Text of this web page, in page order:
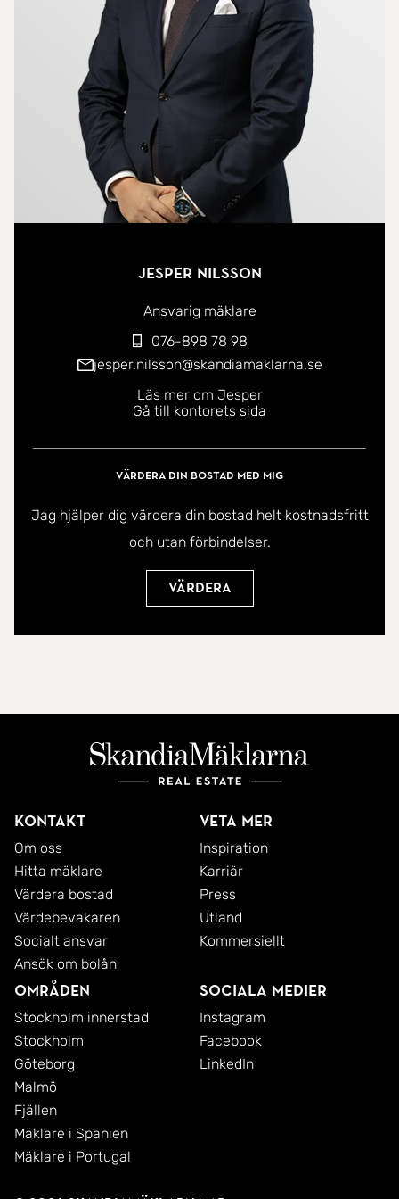
inglasat uterum i västerläge, en naturlig
förlängning av hemmet där middagar, avkoppling
och umgänge kan njutas stora delar av året.
Den välskötta bostadsrättsföreningen erbjuder
grönskande och barnvänliga omgivningar med
närhet till lek och rekreation. I månadsavgiften
ingår både värme och garage, vilket ger ett
redo för nya ägare att flytta rakt in i.
Jesper Nilsson
Ansvarig mäklare
076-898 78 98
jesper.nilsson@skandiamaklarna.se
Läs mer om Jesper
Gå till kontorets sida
Värdera din bostad med mig
Jag hjälper dig värdera din bostad helt kostnadsfritt
och utan förbindelser.
Värdera
Kontakt
Om oss
Hitta mäklare
Värdera bostad
Värdebevakaren
Socialt ansvar
Ansök om bolån
Veta mer
Inspiration
Karriär
Press
Utland
Kommersiellt
Områden
Stockholm innerstad
Stockholm
Göteborg
Malmö
Fjällen
Mäklare i Spanien
Mäklare i Portugal
Sociala medier
Instagram
Facebook
LinkedIn